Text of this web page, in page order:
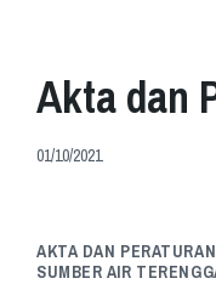
Akta dan
01/10/2021
AKTA DAN
SUMBER AIR